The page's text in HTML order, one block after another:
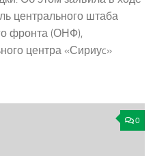
центрального штаба
фронта (ОНФ),
центра «Сириуc»
0